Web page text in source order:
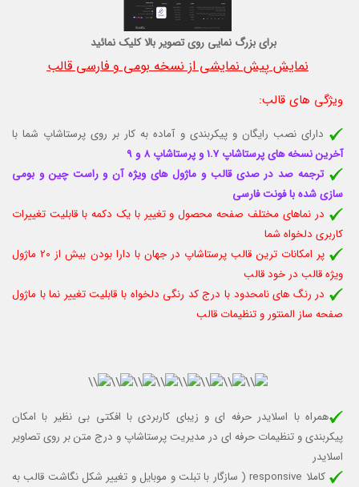
برای بزرگ نمایی روی تصویر بالا کلیک نمائید
نمایش پیش نمایشی از نسخه بومی و فارسی قالب
ویژگی های قالب:
دارای نصب رایگان و پیکربندی و آماده به کار بر روی پرستاشاپ شما با
آخرین نسخه های پرستاشاپ 1.7 و پرستاشاپ 8 و 9
ترجمه صد در صدی قالب و ماژول های ویژه آن و راست چین و بومی
سازی شده با فونت فارسی
در نماهای مختلف صفحه محصول و تغییر با یک دکمه با قابلیت تغييرات
كاربری دلخواه شما
پر امکانات ترین قالب پرستاشاپ در جهان با دارا بودن بیش از 20 ماژول
ویژه قالب در خود قالب
در رنگ های نامحدود با درج کد رنگی دلخواه با قابلیت تغییر نما با ماژول
صفحه ساز المنتور و تنظیمات قالب
همراه با اسلایدر حرفه ای و زیبای کاربردی با افکتی بی نظیر با امکان
پیکربندی و تنظیمات حرفه ای در مدیریت پرستاشاپ و درج متن بر روی تصاویر
اسلایدر
کاملا responsive (
سازگار با تبلت و موبایل و تغییر شکل نگاشت قالب به